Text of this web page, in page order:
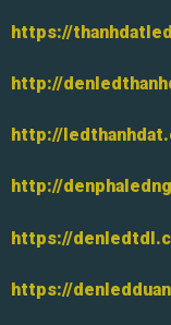
https://
http://
http://
http://
https://
https://